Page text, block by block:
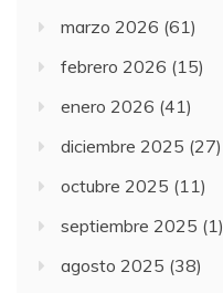
marzo 2026 (61)
febrero 2026 (15)
enero 2026 (41)
diciembre 2025 (27)
octubre 2025 (11)
septiembre 2025 (1)
agosto 2025 (38)